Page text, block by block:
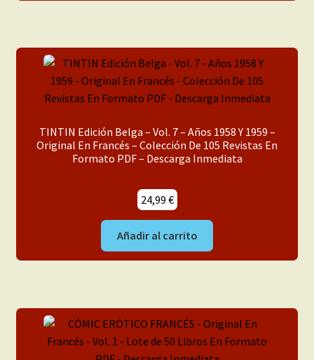
Para Chicos
Revistas
USA Original
Demos
TINTIN Edición Belga – Vol. 7 – Años 1958 Y 1959 –
Original En Francés – Colección De 105 Revistas En
Formato PDF – Descarga Inmediata
24,99 €
Añadir al carrito